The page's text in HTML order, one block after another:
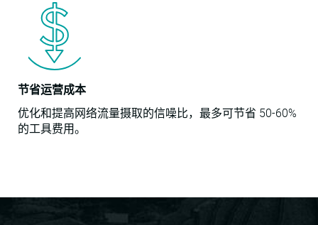
节省运营成本
优化和提高网络流量摄取的信噪比，最多可节省 50-60%
的工具费用。